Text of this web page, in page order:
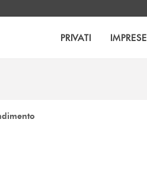
PRIVATI IMPRESE